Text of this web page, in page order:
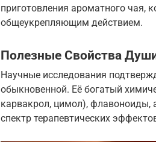
приготовления ароматного чая,
общеукрепляющим действием.
Полезные Свойства
Научные исследования
обыкновенной. Её богатый
карвакрол, цимол), флавоноиды,
спектр терапевтических